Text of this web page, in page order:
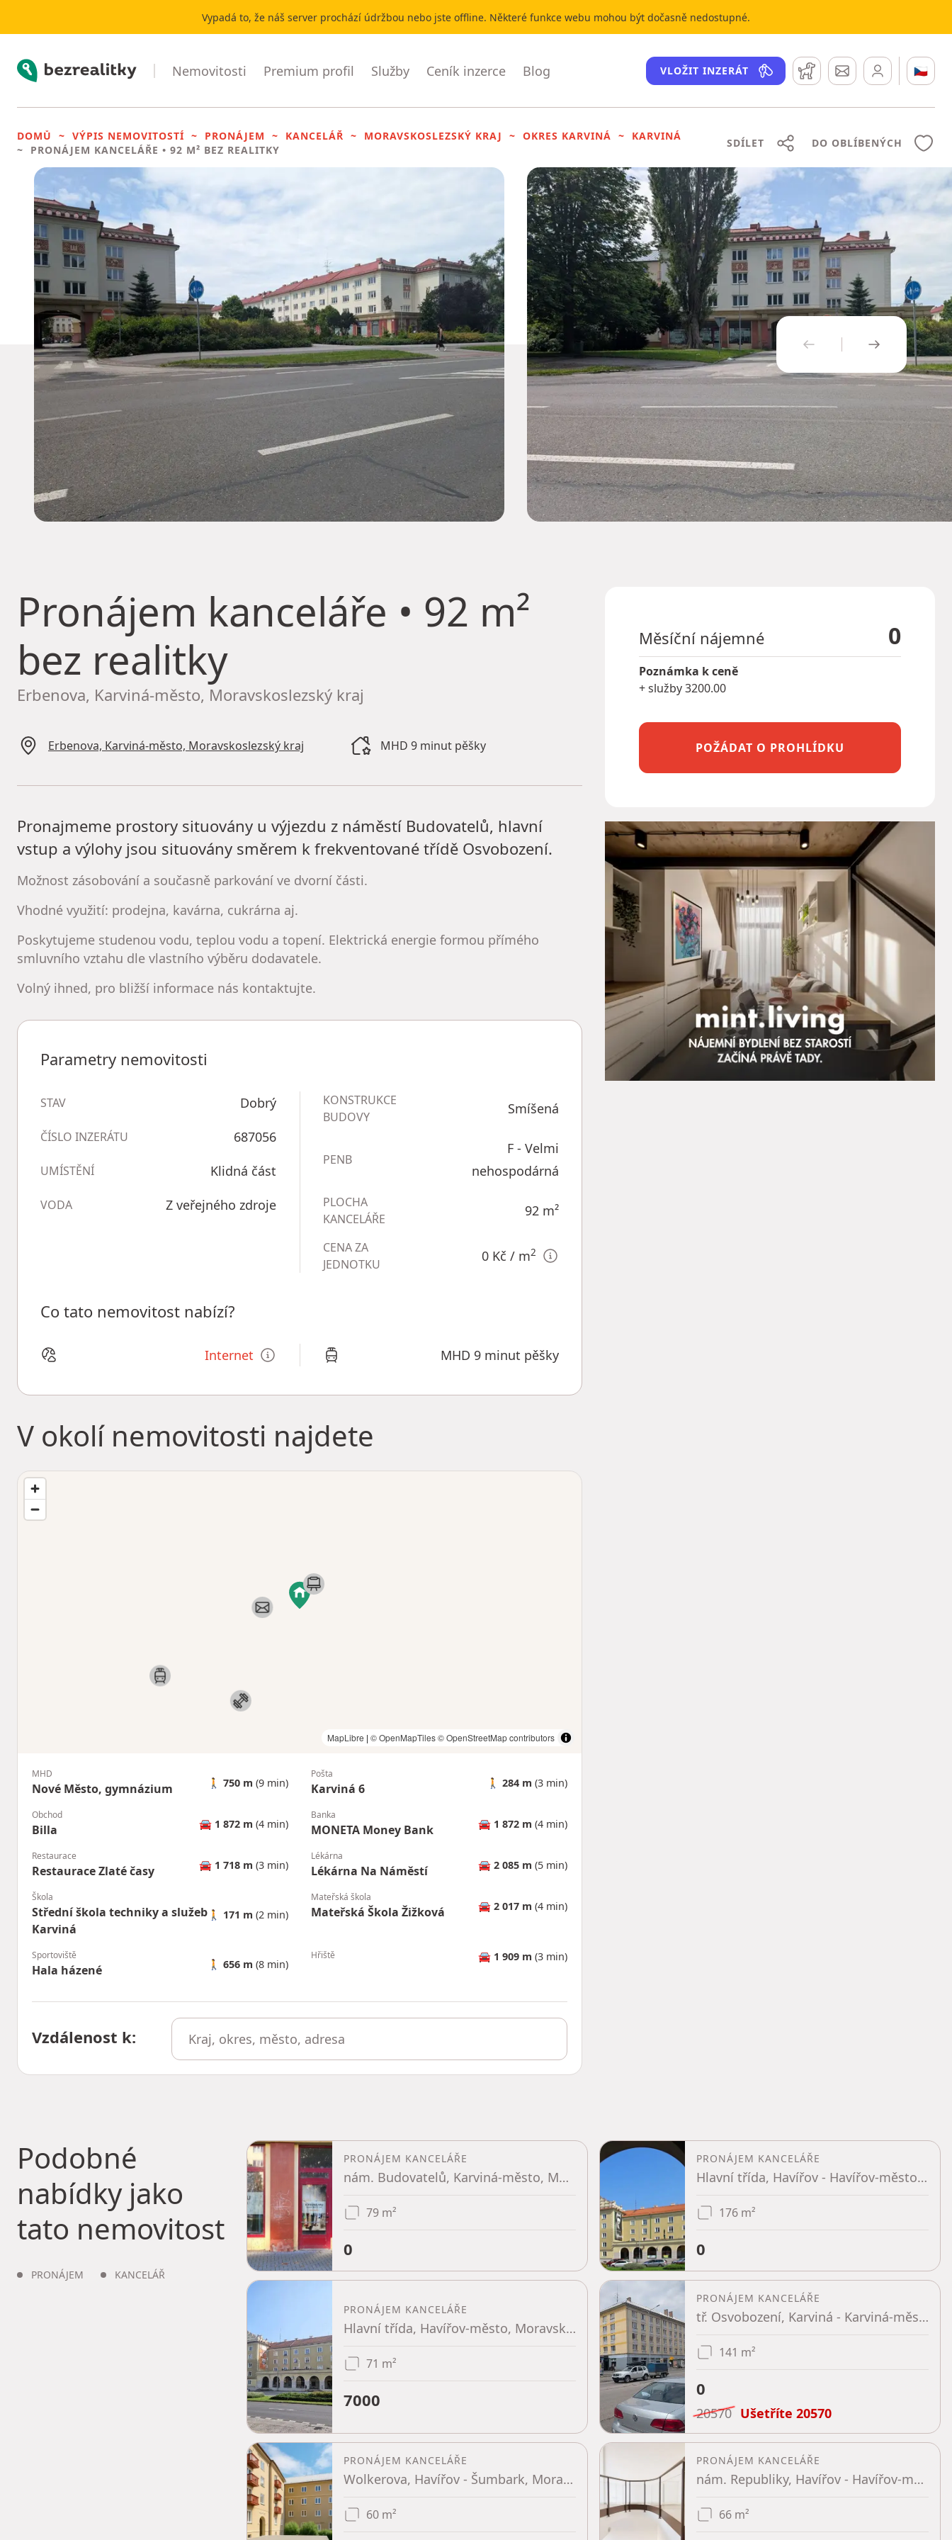
Vypadá to, že náš server prochází údržbou nebo jste offline. Některé funkce webu mohou být dočasně nedostupné.
Bezrealitky Nemovitosti Premium profil Služby Ceník inzerce Blog VLOŽIT INZERÁT Hlídací pesZprávy 🇨🇿
DOMŮ VÝPIS NEMOVITOSTÍ PRONÁJEM KANCELÁŘ MORAVSKOSLEZSKÝ KRAJ OKRES KARVINÁ
KARVINÁ
PRONÁJEM KANCELÁŘE • 92 M² BEZ REALITKY
SDÍLET DO OBLÍBENÝCH
PŘEDCHOZÍ
Pronájem kanceláře • 92 m²
bez realitky
Erbenova, Karviná-město, Moravskoslezský kraj
Erbenova, Karviná-město, Moravskoslezský kraj MHD 9 minut pěšky
Pronajmeme prostory situovány u výjezdu z náměstí Budovatelů, hlavní
vstup a výlohy jsou situovány směrem k frekventované třídě Osvobození.
Možnost zásobování a současně parkování ve dvorní části.
Vhodné využití: prodejna, kavárna, cukrárna aj.
Poskytujeme studenou vodu, teplou vodu a topení. Elektrická energie formou přímého
smluvního vztahu dle vlastního výběru dodavatele.
Volný ihned, pro bližší informace nás kontaktujte.
Parametry nemovitosti
STAV Dobrý
ČÍSLO INZERÁTU 687056
UMÍSTĚNÍ Klidná část
VODA Z veřejného zdroje
KONSTRUKCE
BUDOVY
Smíšená
PENB
F - Velmi
nehospodárná
PLOCHA
KANCELÁŘE
92m²
CENA ZA
JEDNOTKU
0 Kč / m2
Co tato nemovitost nabízí?
Internet MHD 9 minut pěšky
V okolí nemovitosti najdete
MapLibre | © OpenMapTiles© OpenStreetMap contributors
MHD
Nové Město, gymnázium 🚶 750 m (9 min)
Pošta
Karviná 6 🚶 284 m (3 min)
Obchod
Billa 🚘 1 872 m (4 min)
Banka
MONETA Money Bank 🚘 1 872 m (4 min)
Restaurace
Restaurace Zlaté časy 🚘 1 718 m (3 min)
Lékárna
Lékárna Na Náměstí 🚘 2 085 m (5 min)
Škola
Střední škola techniky a služeb
Karviná
🚶 171 m (2 min)
Mateřská škola
Mateřská Škola Žižková 🚘 2 017 m (4 min)
Sportoviště
Hala házené 🚶 656 m (8 min)
Hřiště 🚘 1 909 m (3 min)
Vzdálenost k:
Měsíční nájemné 0
Poznámka k ceně
+ služby 3200.00
POŽÁDAT O PROHLÍDKU
Podobné
nabídky jako
tato nemovitost
PRONÁJEM KANCELÁŘ
PRONÁJEM KANCELÁŘE
nám. Budovatelů, Karviná-město, Moravskoslezský kraj
79 m²
0
PRONÁJEM KANCELÁŘE
Hlavní třída, Havířov - Havířov-město, Moravskoslezský kraj
176 m²
0
PRONÁJEM KANCELÁŘE
Hlavní třída, Havířov-město, Moravskoslezský kraj
71 m²
7000
PRONÁJEM KANCELÁŘE
tř. Osvobození, Karviná - Karviná-město, Moravskoslezský kraj
141 m²
0
20570 Ušetříte 20570
PRONÁJEM KANCELÁŘE
Wolkerova, Havířov - Šumbark, Moravskoslezský kraj
60 m²
PRONÁJEM KANCELÁŘE
nám. Republiky, Havířov - Havířov-město, Moravskoslezský kraj
66 m²